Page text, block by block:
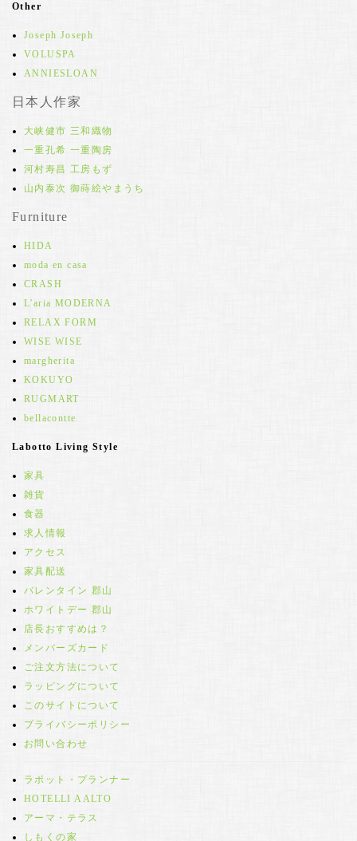
Other
Joseph Joseph
VOLUSPA
ANNIESLOAN
日本人作家
大峡健市 三和織物
一重孔希 一重陶房
河村寿昌 工房もず
山内泰次 御蒔絵やまうち
Furniture
HIDA
moda en casa
CRASH
L'aria MODERNA
RELAX FORM
WISE WISE
margherita
KOKUYO
RUGMART
bellacontte
Labotto Living Style
家具
雑貨
食器
求人情報
アクセス
家具配送
バレンタイン 郡山
ホワイトデー 郡山
店長おすすめは？
メンバーズカード
ご注文方法について
ラッピングについて
このサイトについて
プライバシーポリシー
お問い合わせ
ラボット・プランナー
HOTELLI AALTO
アーマ・テラス
しもくの家